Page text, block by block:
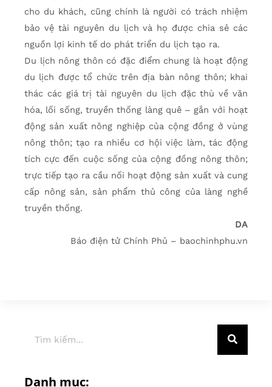
cho du khách, cũng chính là người có trách nhiệm
bảo vệ tài nguyên du lịch và họ được chia sẻ các
nguồn lợi kinh tế do phát triển du lịch tạo ra.
Du lịch nông thôn có đặc điểm chung là hoạt động
du lịch được tổ chức trên địa bàn nông thôn; khai
thác các giá trị tài nguyên du lịch đặc thù về văn
hóa, lối sống, truyền thống làng quê – gắn với hoạt
động sản xuất nông nghiệp của cộng đồng ở vùng
nông thôn; tạo ra nhiều cơ hội việc làm, tác động
tích cực đến cuộc sống của cộng đồng nông thôn;
trực tiếp tạo ra cầu nối hoạt động sản xuất và cung
cấp nông sản, sản phẩm thủ công của làng nghề
truyền thống.
DA
Báo điện tử Chính Phủ – baochinhphu.vn
Danh mục: